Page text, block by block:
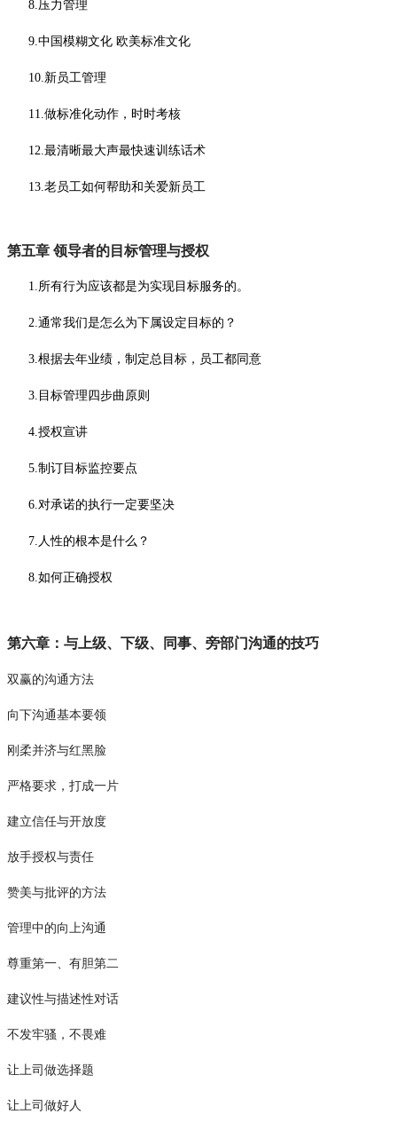
8.压力管理
9.中国模糊文化 欧美标准文化
10.新员工管理
11.做标准化动作，时时考核
12.最清晰最大声最快速训练话术
13.老员工如何帮助和关爱新员工
第五章 领导者的目标管理与授权
1.所有行为应该都是为实现目标服务的。
2.通常我们是怎么为下属设定目标的？
3.根据去年业绩，制定总目标，员工都同意
3.目标管理四步曲原则
4.授权宣讲
5.制订目标监控要点
6.对承诺的执行一定要坚决
7.人性的根本是什么？
8.如何正确授权
第六章：与上级、下级、同事、旁部门沟通的技巧
双赢的沟通方法
向下沟通基本要领
刚柔并济与红黑脸
严格要求，打成一片
建立信任与开放度
放手授权与责任
赞美与批评的方法
管理中的向上沟通
尊重第一、有胆第二
建议性与描述性对话
不发牢骚，不畏难
让上司做选择题
让上司做好人